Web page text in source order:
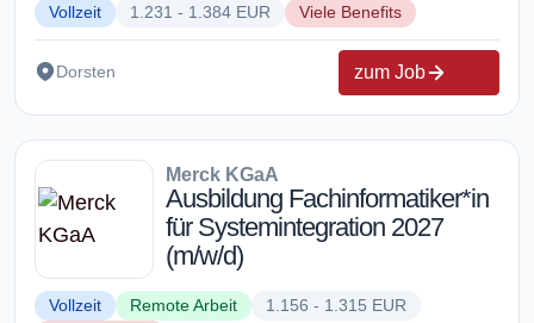
Vollzeit 1.231 - 1.384 EUR Viele Benefits
Dorsten zum Job
Merck KGaA
Ausbildung Fachinformatiker*in
für Systemintegration 2027
(m/w/d)
Vollzeit Remote Arbeit
1.156 - 1.315 EUR